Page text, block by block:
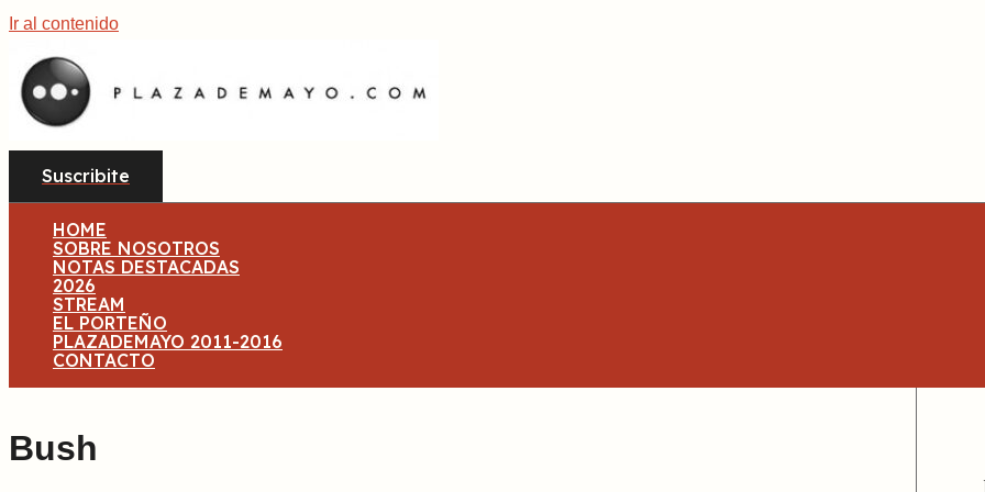
Ir al contenido
Suscribite
HOME
SOBRE NOSOTROS
NOTAS DESTACADAS
2026
STREAM
EL PORTEÑO
PLAZADEMAYO 2011-2016
CONTACTO
Bush